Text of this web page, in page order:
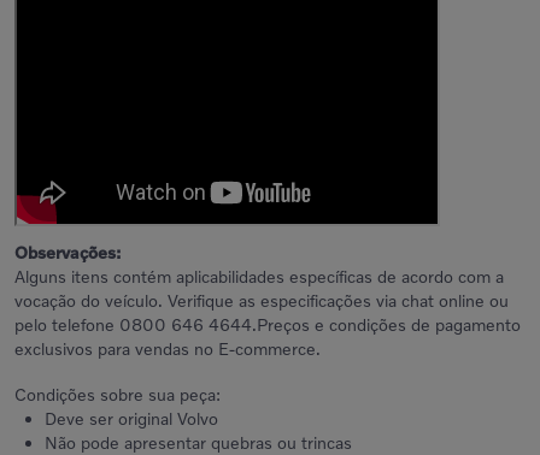
Observações:
Alguns itens contém aplicabilidades específicas de acordo com a
vocação do veículo. Verifique as especificações via chat online ou
pelo telefone 0800 646 4644.Preços e condições de pagamento
exclusivos para vendas no E-commerce.
Condições sobre sua peça:
Deve ser original Volvo
Não pode apresentar quebras ou trincas